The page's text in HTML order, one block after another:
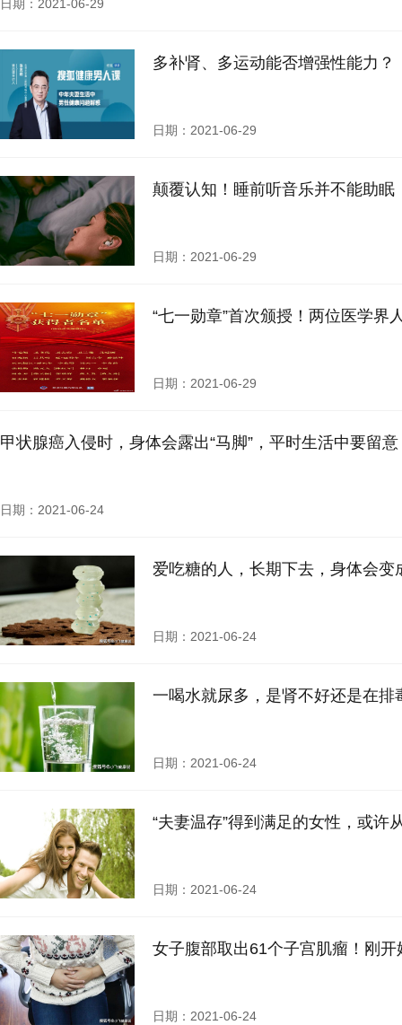
日期：2021-06-29
多补肾、多运动能否增强性能力？
日期：2021-06-29
颠覆认知！睡前听音乐并不能助眠
日期：2021-06-29
“七一勋章”首次颁授！两位医学界
日期：2021-06-29
甲状腺癌入侵时，身体会露出“马脚”，平时生活中要留意
日期：2021-06-24
爱吃糖的人，长期下去，身体会
日期：2021-06-24
一喝水就尿多，是肾不好还是在排
日期：2021-06-24
“夫妻温存”得到满足的女性，或许
日期：2021-06-24
女子腹部取出61个子宫肌瘤！刚
日期：2021-06-24